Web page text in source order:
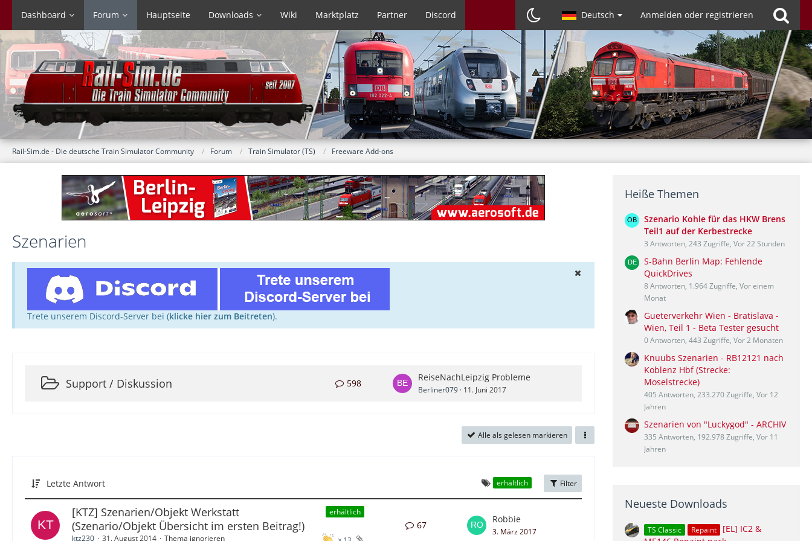
Dashboard Forum Hauptseite Downloads Wiki Marktplatz Partner Discord Deutsch Anmelden oder registrieren
Rail-Sim.de - Die deutsche Train Simulator Community Forum Train Simulator (TS) Freeware Add-ons
Szenarien
Trete unserem Discord-Server bei (klicke hier zum Beitreten).
Support / Diskussion 598
ReiseNachLeipzig Probleme
Berliner079 11. Juni 2017
Alle als gelesen markieren
Letzte Antwort erhältlich Filter
erhältlich
[KTZ] Szenarien/Objekt Werkstatt
(Szenario/Objekt Übersicht im ersten Beitrag!)
ktz230 31. August 2014 Thema ignorieren
67
Robbie
3. März 2017
Heiße Themen
Szenario Kohle für das HKW Brens
Teil1 auf der Kerbestrecke
3 Antworten, 243 Zugriffe, Vor 22 Stunden
S-Bahn Berlin Map: Fehlende
QuickDrives
8 Antworten, 1.964 Zugriffe, Vor einem
Monat
Gueterverkehr Wien - Bratislava -
Wien, Teil 1 - Beta Tester gesucht
0 Antworten, 443 Zugriffe, Vor 2 Monaten
Knuubs Szenarien - RB12121 nach
Koblenz Hbf (Strecke:
Moselstrecke)
405 Antworten, 233.270 Zugriffe, Vor 12
Jahren
Szenarien von "Luckygod" - ARCHIV
335 Antworten, 192.978 Zugriffe, Vor 11
Jahren
Neueste Downloads
TS Classic Repaint
[EL] IC2 &